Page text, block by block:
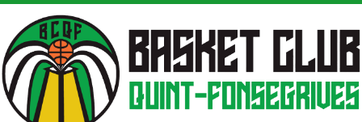
Passer
contenu